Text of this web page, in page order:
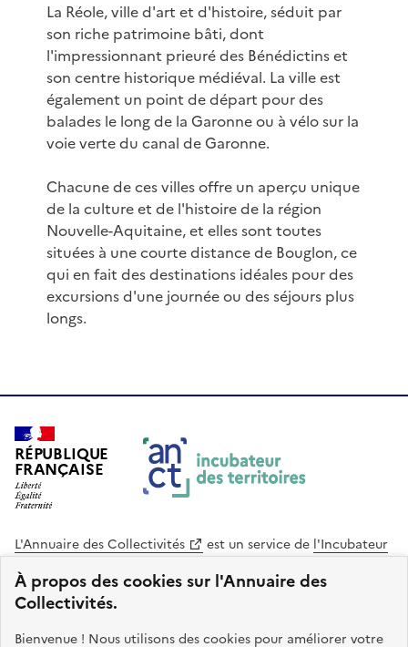
À propos des cookies sur l'Annuaire des
Collectivités.
Bienvenue ! Nous utilisons des cookies pour améliorer votre
La Réole, ville d'art et d'histoire, séduit par
son riche patrimoine bâti, dont
l'impressionnant prieuré des Bénédictins et
son centre historique médiéval. La ville est
également un point de départ pour des
balades le long de la Garonne ou à vélo sur la
voie verte du canal de Garonne.
Chacune de ces villes offre un aperçu unique
de la culture et de l'histoire de la région
Nouvelle-Aquitaine, et elles sont toutes
situées à une courte distance de Bouglon, ce
qui en fait des destinations idéales pour des
excursions d'une journée ou des séjours plus
longs.
RÉPUBLIQUE
FRANÇAISE
L'Annuaire des Collectivités est un service de l'Incubateur
des Territoires
Cohésion des Territoires
. Le code source de ce site web
est disponible en licence libre. Le design de ce site est conçu
avec le système de design de l’État.